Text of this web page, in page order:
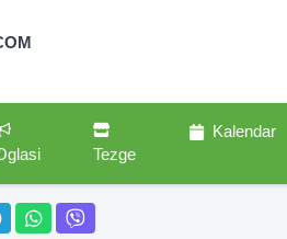
Tezge
Kalendar